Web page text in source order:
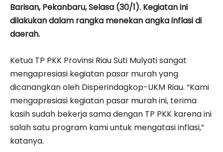
Barisan, Pekanbaru, Selasa (30/1). Kegiatan ini
dilakukan dalam rangka menekan angka inflasi di
daerah.
Ketua TP PKK Provinsi Riau Suti Mulyati sangat
mengapresiasi kegiatan pasar murah yang
dicanangkan oleh Disperindagkop-UKM Riau. “Kami
mengapresiasi kegiatan pasar murah ini, terima
kasih sudah bekerja sama dengan TP PKK karena ini
salah satu program kami untuk mengatasi inflasi,”
katanya.